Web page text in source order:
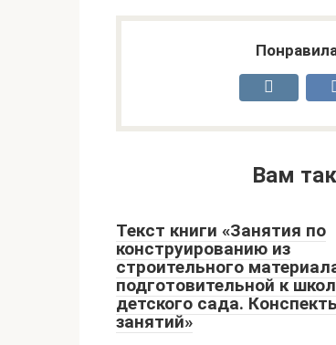
Вам
Текст книги «Занятия по
конструированию из
строительного
подготовительной к
детского сада.
занятий»